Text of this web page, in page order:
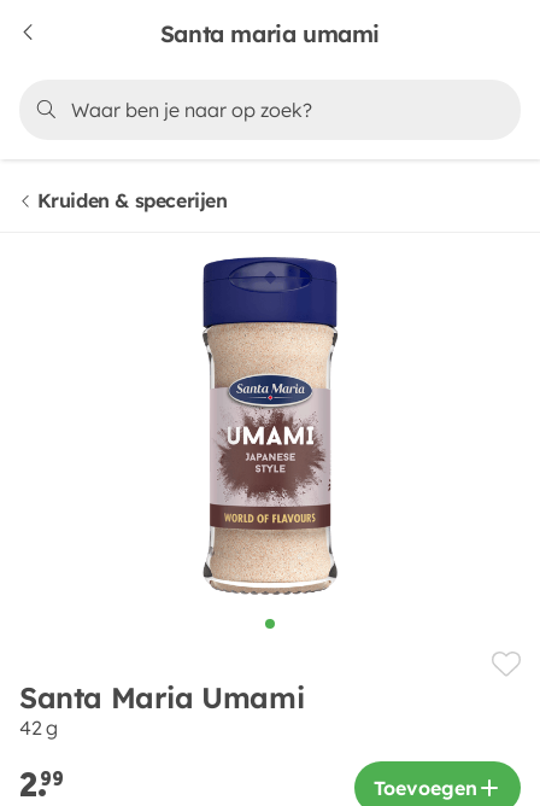
Santa maria umami
Kruiden & specerijen
Santa Maria Umami
42 g
2.99 Toevoegen